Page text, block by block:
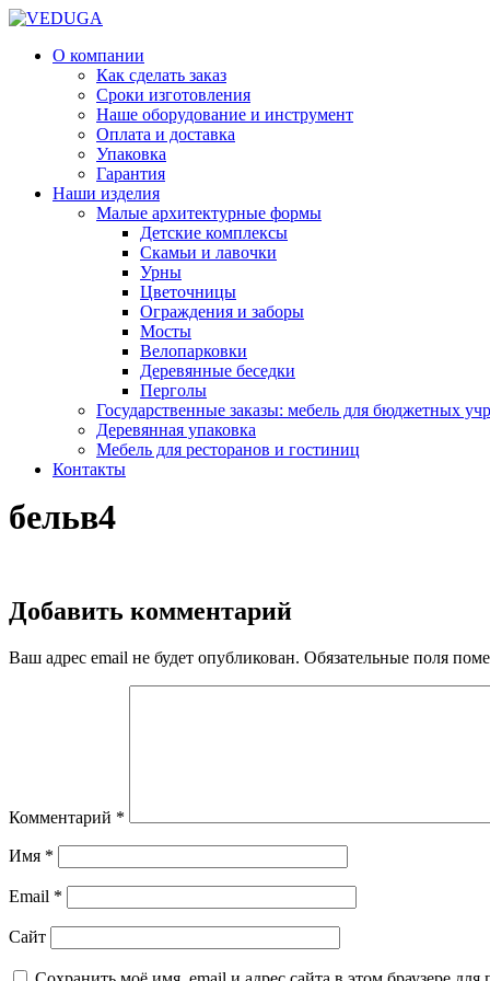
О компании
Как сделать заказ
Сроки изготовления
Наше оборудование и инструмент
Оплата и доставка
Упаковка
Гарантия
Наши изделия
Малые архитектурные формы
Детские комплексы
Скамьи и лавочки
Урны
Цветочницы
Ограждения и заборы
Мосты
Велопарковки
Деревянные беседки
Перголы
Государственные заказы: мебель для бюджетных
Деревянная упаковка
Мебель для ресторанов и гостиниц
Контакты
бельв4
Добавить комментарий
Ваш адрес email не будет опубликован. Обязательные поля
Комментарий *
Имя *
Email *
Сайт